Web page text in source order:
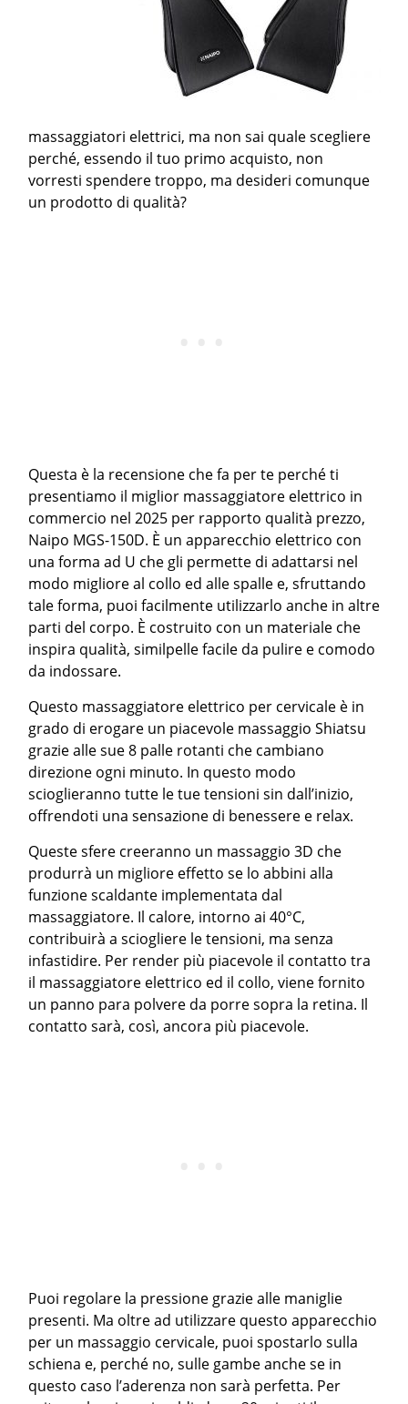
massaggiatori elettrici, ma non sai quale scegliere
perché, essendo il tuo primo acquisto, non
vorresti spendere troppo, ma desideri comunque
un prodotto di qualità?
Questa è la recensione che fa per te perché ti
presentiamo il miglior massaggiatore elettrico in
commercio nel 2025 per rapporto qualità prezzo,
Naipo MGS-150D. È un apparecchio elettrico con
una forma ad U che gli permette di adattarsi nel
modo migliore al collo ed alle spalle e, sfruttando
tale forma, puoi facilmente utilizzarlo anche in altre
parti del corpo. È costruito con un materiale che
inspira qualità, similpelle facile da pulire e comodo
da indossare.
Questo massaggiatore elettrico per cervicale è in
grado di erogare un piacevole massaggio Shiatsu
grazie alle sue 8 palle rotanti che cambiano
direzione ogni minuto. In questo modo
scioglieranno tutte le tue tensioni sin dall’inizio,
offrendoti una sensazione di benessere e relax.
Queste sfere creeranno un massaggio 3D che
produrrà un migliore effetto se lo abbini alla
funzione scaldante implementata dal
massaggiatore. Il calore, intorno ai 40°C,
contribuirà a sciogliere le tensioni, ma senza
infastidire. Per render più piacevole il contatto tra
il massaggiatore elettrico ed il collo, viene fornito
un panno para polvere da porre sopra la retina. Il
contatto sarà, così, ancora più piacevole.
Puoi regolare la pressione grazie alle maniglie
presenti. Ma oltre ad utilizzare questo apparecchio
per un massaggio cervicale, puoi spostarlo sulla
schiena e, perché no, sulle gambe anche se in
questo caso l’aderenza non sarà perfetta. Per